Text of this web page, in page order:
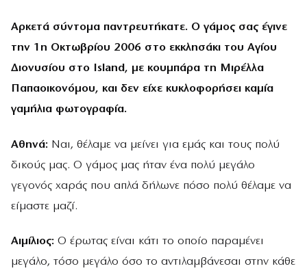
Αρκετά σύντομα παντρευτήκατε. Ο γάμος σας έγινε
την 1η Οκτωβρίου 2006 στο εκκλησάκι του Αγίου
Διονυσίου στο Island, με κουμπάρα τη Μιρέλλα
Παπαοικονόμου, και δεν είχε κυκλοφορήσει καμία
γαμήλια φωτογραφία.
Αθηνά: Ναι, θέλαμε να μείνει για εμάς και τους πολύ
δικούς μας. Ο γάμος μας ήταν ένα πολύ μεγάλο
γεγονός χαράς που απλά δήλωνε πόσο πολύ θέλαμε να
είμαστε μαζί.
Αιμίλιος: Ο έρωτας είναι κάτι το οποίο παραμένει
μεγάλο, τόσο μεγάλο όσο το αντιλαμβάνεσαι στην κάθε